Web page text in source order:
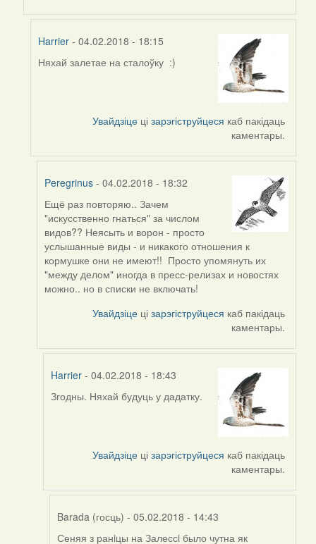
Harrier- 04.02.2018 - 18:15
In
Няхай залетае на сталоўку :)
Увайдзіце цізарэгіструйцеся каб пакідаць
каментары.
Peregrinus - 04.02.2018 - 18:32
In
reply
to
by
Harrier
Ещё раз повторяю.. Зачем
"искусственно гнаться" за числом
видов?? Неясыть и ворон - просто
услышанные виды - и никакого отношения к
кормушке они не имеют!! Просто упомянуть их
"между делом" иногда в пресс-релизах и новостях
можно.. но в списки не включать!
Увайдзіце цізарэгіструйцеся каб пакідаць
каментары.
Harrier - 04.02.2018 - 18:43
In
Peregrinus
Згодны. Няхай будуць у дадатку.
Увайдзіце цізарэгіструйцеся каб пакідаць
каментары.
Barada (госць) - 05.02.2018 - 14:43
Сеняя з ранiцы на Залессi было чутна як